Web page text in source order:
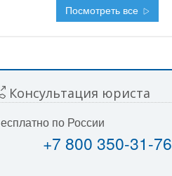
Посмотреть все
Консультация юриста
по России
+7 800 350-31-76